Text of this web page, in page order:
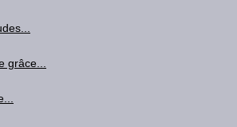
grâce...